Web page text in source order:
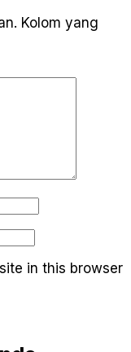
Kolom yang
in this browser